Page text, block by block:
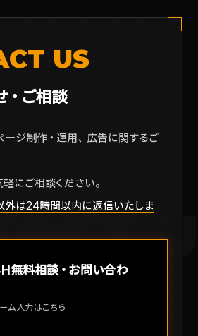
US
・ご相談
ージ制作・運用、広告に関するご
にご相談ください。
外は24時間以内に返信いたしま
無料相談・お問い合わ
ム入力はこちら